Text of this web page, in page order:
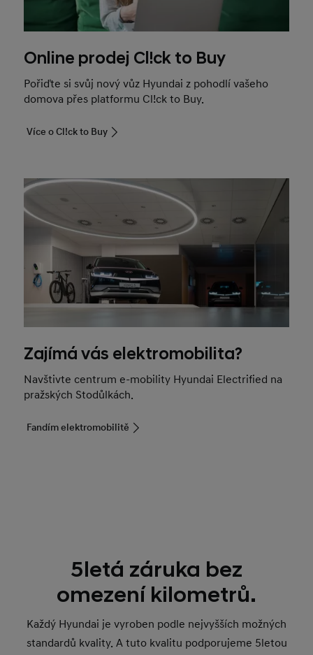
Online prodej Cl!ck to Buy
Pořiďte si svůj nový vůz Hyundai z pohodlí vašeho
domova přes platformu Cl!ck to Buy.
Více o Cl!ck to Buy
Zajímá vás elektromobilita?
Navštivte centrum e-mobility Hyundai Electrified na
pražských Stodůlkách.
Fandím elektromobilitě
5letá záruka bez
omezení kilometrů.
Každý Hyundai je vyroben podle nejvyšších možných
standardů kvality. A tuto kvalitu podporujeme 5letou